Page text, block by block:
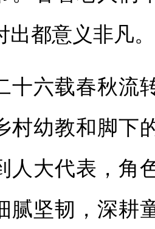
出都意义非凡。
六载春秋流转
村幼教和脚下
人大代表，角
腻坚韧，深耕